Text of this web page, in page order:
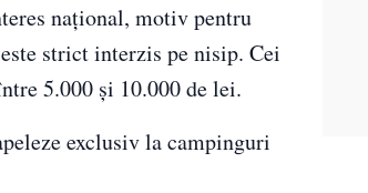
național, motiv pentru
strict interzis pe nisip. Cei
5.000 și 10.000 de lei.
exclusiv la campinguri